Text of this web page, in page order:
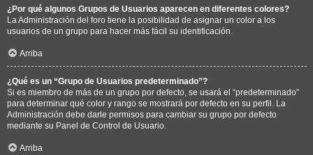
¿Por qué algunos Grupos de Usuarios aparecen en diferentes colores?
La Administración del foro tiene la posibilidad de asignar un color a los
usuarios de un grupo para hacer más fácil su identificación.
Arriba
¿Qué es un “Grupo de Usuarios predeterminado”?
Si es miembro de más de un grupo por defecto, se usará el “predeterminado”
para determinar qué color y rango se mostrará por defecto en su perfil. La
Administración debe darle permisos para cambiar su grupo por defecto
mediante su Panel de Control de Usuario.
Arriba